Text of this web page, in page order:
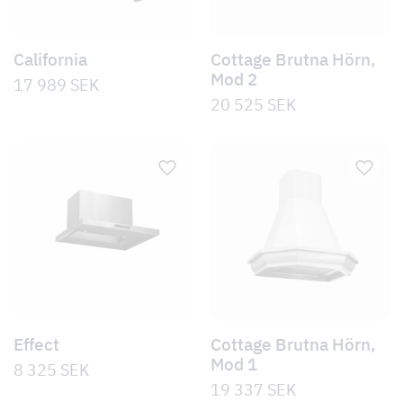
California
17 989 SEK
Cottage Brutna Hörn,
Mod 2
20 525 SEK
Effect
8 325 SEK
Cottage Brutna Hörn,
Mod 1
19 337 SEK